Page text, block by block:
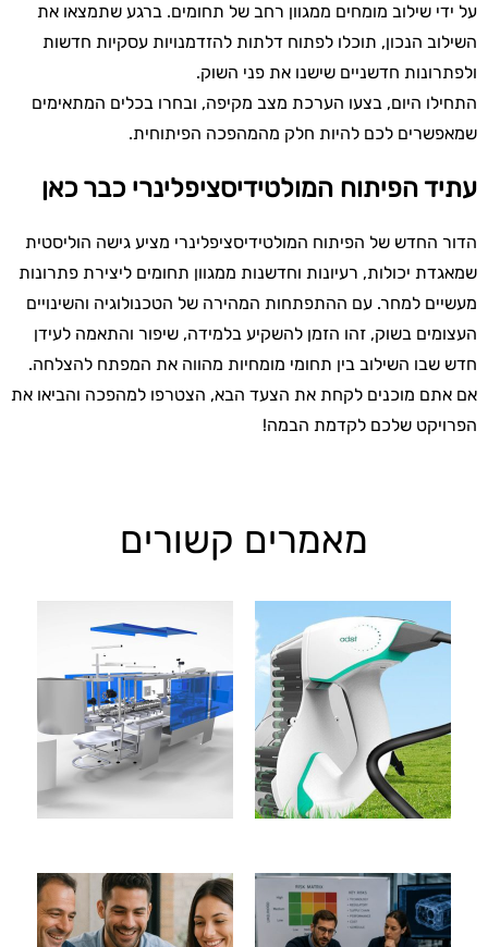
על ידי שילוב מומחים ממגוון רחב של תחומים. ברגע שתמצאו את
השילוב הנכון, תוכלו לפתוח דלתות להזדמנויות עסקיות חדשות
ולפתרונות חדשניים שישנו את פני השוק.
התחילו היום, בצעו הערכת מצב מקיפה, ובחרו בכלים המתאימים
שמאפשרים לכם להיות חלק מהמהפכה הפיתוחית.
עתיד הפיתוח המולטידיסציפלינרי כבר כאן
הדור החדש של הפיתוח המולטידיסציפלינרי מציע גישה הוליסטית
שמאגדת יכולות, רעיונות וחדשנות ממגוון תחומים ליצירת פתרונות
מעשיים למחר. עם ההתפתחות המהירה של הטכנולוגיה והשינויים
העצומים בשוק, זהו הזמן להשקיע בלמידה, שיפור והתאמה לעידן
חדש שבו השילוב בין תחומי מומחיות מהווה את המפתח להצלחה.
אם אתם מוכנים לקחת את הצעד הבא, הצטרפו למהפכה והביאו את
הפרויקט שלכם לקדמת הבמה!
מאמרים קשורים